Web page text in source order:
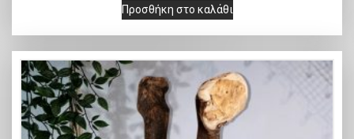
Προσθήκη στο καλάθι